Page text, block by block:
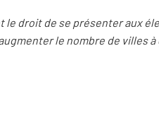
le droit de se présenter aux
le nombre de villes à